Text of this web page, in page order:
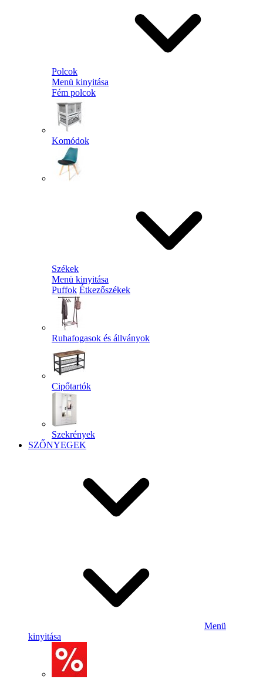
Polcok
Menü kinyitása
Fém polcok
Komódok
Székek
Menü kinyitása
Puffok Étkezőszékek
Ruhafogasok és állványok
Cipőtartók
Szekrények
SZŐNYEGEK
Menü
kinyitása